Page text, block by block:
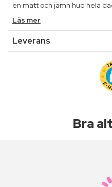
en matt och jämn hud hela
Läs mer
Leverans
Bra